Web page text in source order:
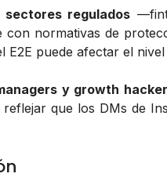
sectores regulados
con normativas de
E2E puede afectar el
y growth
que los DMs de